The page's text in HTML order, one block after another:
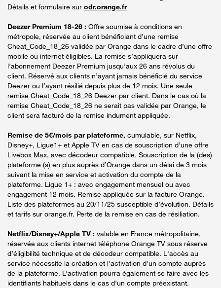
Détails et formulaire sur odr.orange.fr
Deezer Premium 18-26 : Offre soumise à conditions en
métropole, réservée au client bénéficiant d’une remise
Cheat_Code_18_26 validée par Orange dans le cadre d’une offre
mobile ou internet éligibles. La remise s’appliquera sur
l’abonnement Deezer Premium jusqu’aux 26 ans révolus du
client. Réservé aux clients n’ayant jamais bénéficié du service
Deezer ou l’ayant résilié depuis plus de 12 mois. Une seule
remise Cheat_Code_18_26 Deezer par client. Dans le cas où la
remise Cheat_Code_18_26 ne serait pas validée par Orange, le
client sera facturé de la remise indument appliquée.
Remise de 5€/mois par plateforme, cumulable, sur Netflix,
Disney+, Ligue1+ et Apple TV en cas de souscription d’une offre
Livebox Max, avec décodeur compatible. Souscription de la (des)
plateforme (s) en plus auprès d’Orange dans un délai de 3 mois
suivant la mise en service et activation du compte de la
plateforme. Ligue 1+ : avec engagement mensuel ou avec
engagement 12 mois. Remise appliquée sur la facture Orange.
Liste des plateformes au 20/11/25 susceptible d’évolution. Détails
et tarifs sur orange.fr. Perte de la remise en cas de résiliation.
Netflix/Disney+/Apple TV : valable en France métropolitaine,
réservée aux clients internet téléphone Orange TV sous réserve
d’éligibilité technique et de décodeur compatible. L'accès au
service nécessite la création et l'activation d'un compte auprès
de la plateforme. L’activation pourra également se faire avec les
identifiants habituels dans le cas d’un compte préexistant.